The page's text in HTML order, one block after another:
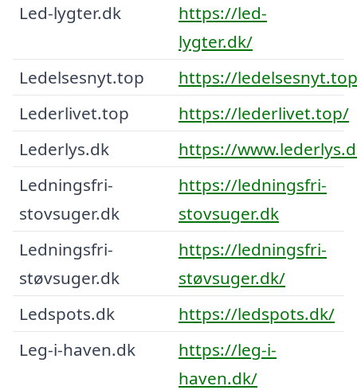
Led-lygter.dk
https://led-
lygter.dk/
Ledelsesnyt.top
https://
Lederlivet.top
https://lederlivet.top/
Lederlys.dk
https://
Ledningsfri-
stovsuger.dk
https://ledningsfri-
stovsuger.dk
Ledningsfri-
støvsuger.dk
https://ledningsfri-
støvsuger.dk/
Ledspots.dk
https://ledspots.dk/
Leg-i-haven.dk
https://leg-i-
haven.dk/